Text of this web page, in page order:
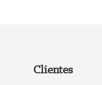
Clientes